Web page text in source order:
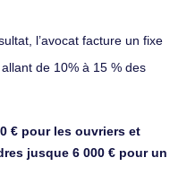
l’avocat facture un fixe
de 10% à 15 % des
€ pour les ouvriers et
jusque 6 000 € pour un